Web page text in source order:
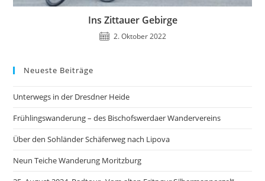
Ins Zittauer Gebirge
2. Oktober 2022
Neueste Beiträge
Unterwegs in der Dresdner Heide
Frühlingswanderung – des Bischofswerdaer Wandervereins
Über den Sohländer Schäferweg nach Lipova
Neun Teiche Wanderung Moritzburg